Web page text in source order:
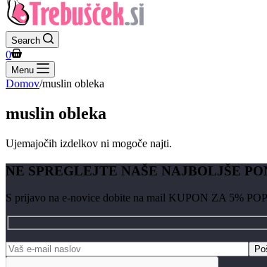
Search
Shopping
cart
0
Menu
Domov/muslin obleka
muslin obleka
Ujemajočih izdelkov ni mogoče najti.
NE SPREGLEJTE NAŠE NAJBOLJŠE
S prijavo na e-novice dobite na mail KUPON ZA 5%